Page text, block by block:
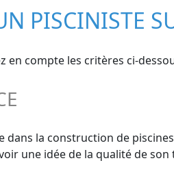
PISCINISTE
en compte les critères ci-
dans la construction de
une idée de la qualité de son